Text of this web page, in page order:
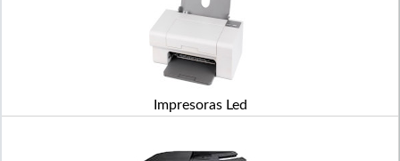
Impresoras Led